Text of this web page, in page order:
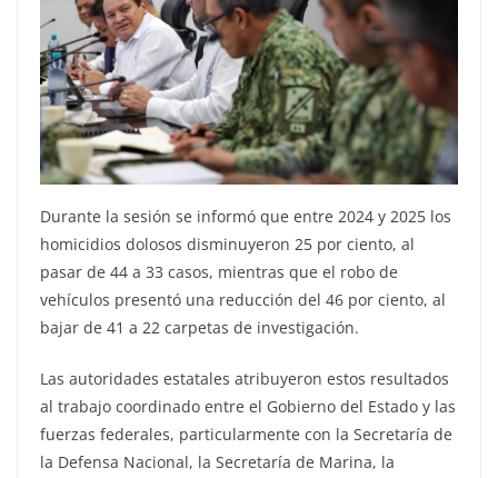
Durante la sesión se informó que entre 2024 y 2025 los
homicidios dolosos disminuyeron 25 por ciento, al
pasar de 44 a 33 casos, mientras que el robo de
vehículos presentó una reducción del 46 por ciento, al
bajar de 41 a 22 carpetas de investigación.
Las autoridades estatales atribuyeron estos resultados
al trabajo coordinado entre el Gobierno del Estado y las
fuerzas federales, particularmente con la Secretaría de
la Defensa Nacional, la Secretaría de Marina, la